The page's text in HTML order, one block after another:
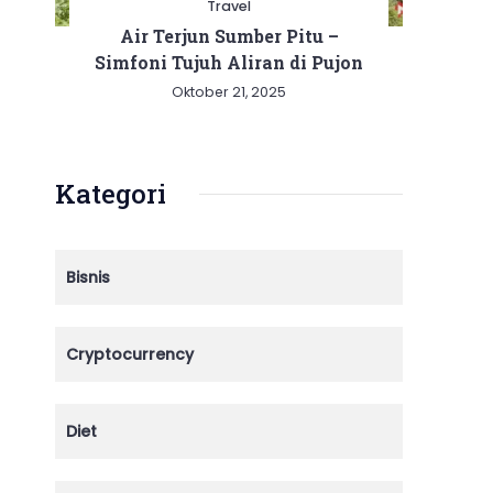
Travel
Air Terjun Sumber Pitu –
Simfoni Tujuh Aliran di Pujon
Oktober 21, 2025
Kategori
Bisnis
Cryptocurrency
Diet